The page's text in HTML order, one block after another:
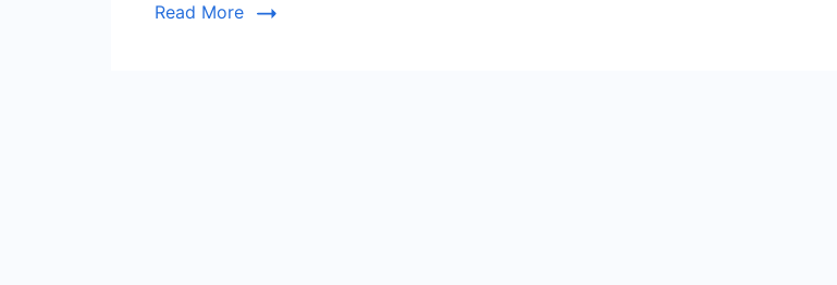
Read More